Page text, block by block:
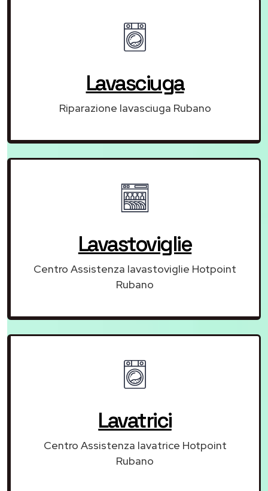
Lavasciuga
Riparazione lavasciuga Rubano
Lavastoviglie
Centro Assistenza lavastoviglie Hotpoint
Rubano
Lavatrici
Centro Assistenza lavatrice Hotpoint
Rubano